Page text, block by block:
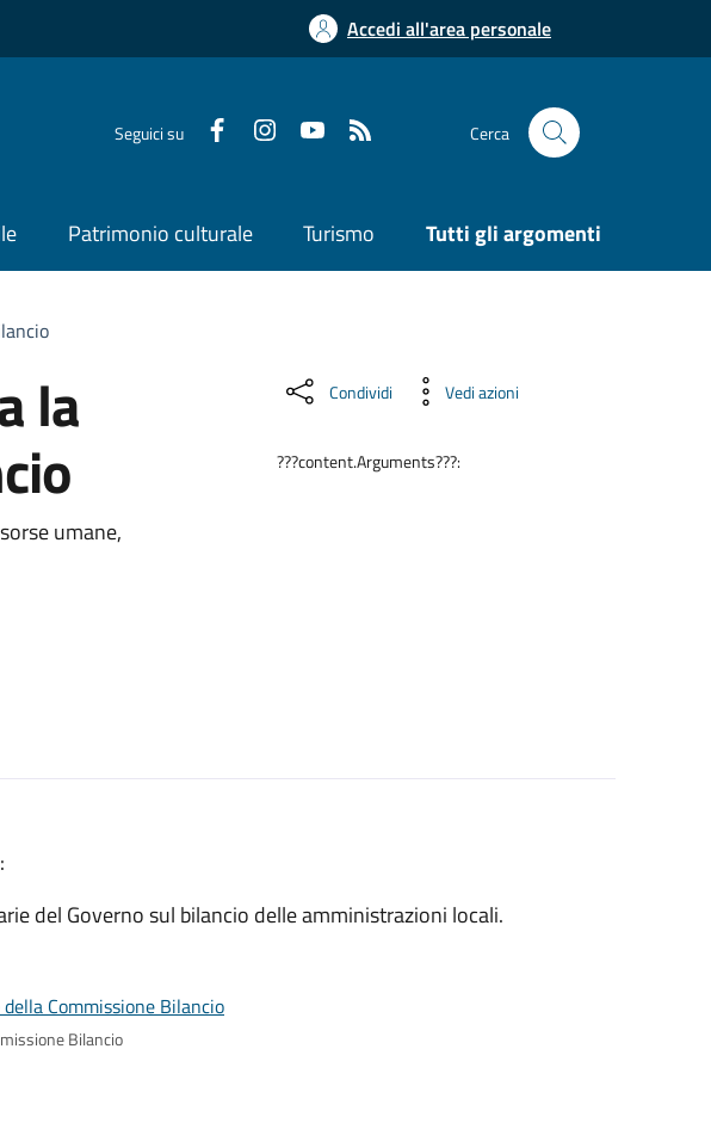
Accedi all'area personale
Seguici su Cerca
Patrimonio culturale Turismo Tutti gli argomenti
la
umane,
Condividi Vedi azioni
???content.Arguments???:
del Governo sul bilancio delle amministrazioni locali.
Bilancio